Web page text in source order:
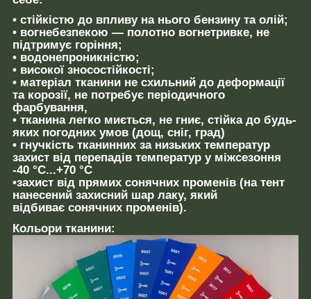
• стійкістю до впливу на нього бензину та олій;
• вогнебезпекою — полотно вогнетривке, не
підтримує горіння;
• водонепроникністю;
• високої зносостійкості;
• матеріал тканини не схильний до деформації
та корозії, не потребує періодичного
фарбування,
• тканина легко миється, не гниє, стійка до будь-
яких погодних умов (дощ, сніг, град)
• гнучкість тканинних за низьких температур
захист від перепадів температур у міжсезоння
-40 °C...+70 °C
•захист від прямих сонячних променів (на тент
нанесений захисний шар лаку, який
відбиває сонячних променів).
Кольори тканини: